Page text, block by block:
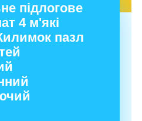
підлогове
4 м'які
пазл